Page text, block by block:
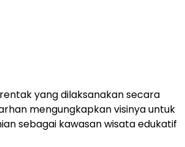
yang dilaksanakan secara
mengungkapkan visinya untuk
sebagai kawasan wisata edukatif